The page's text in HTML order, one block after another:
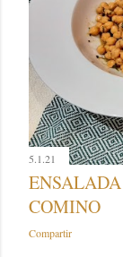
5.1.21
COMINO
Compartir